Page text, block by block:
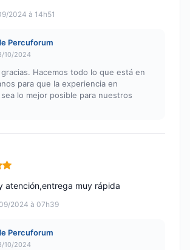
2024 à 14h51
Percuforum
10/2024
Hacemos todo lo que está en
para que la experiencia en
lo mejor posible para nuestros
5
2024 à 07h39
atención,entrega muy rápida
Percuforum
10/2024